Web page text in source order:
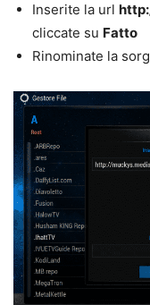
Inserite la url
cliccate su Fatto
Rinominate la